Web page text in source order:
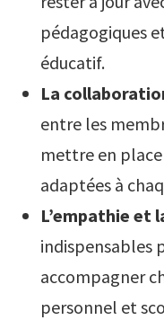
pédagogiques
éducatif.
La
entre les
mettre en
adaptées à
L’empathie et
indispensables
accompagner
personnel et